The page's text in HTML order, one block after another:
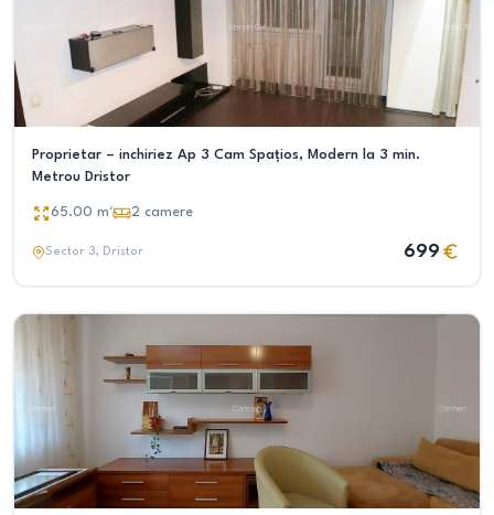
Proprietar – inchiriez Ap 3 Cam Spațios, Modern la 3 min.
Metrou Dristor
65.00 m² 2 camere
Sector 3, Dristor 699